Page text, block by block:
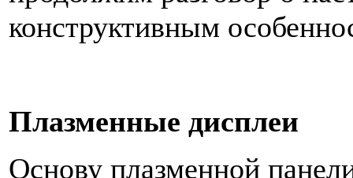
конструктивным
Плазменные дисплеи
Основу плазменной